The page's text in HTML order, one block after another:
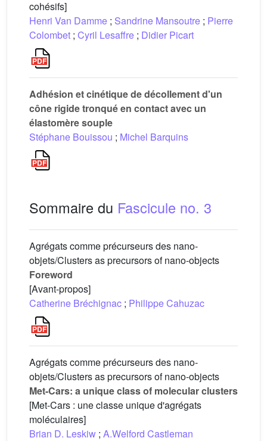
cohésifs]
Henri Van Damme ; Sandrine Mansoutre ; Pierre
Colombet ; Cyril Lesaffre ; Didier Picart
Adhésion et cinétique de décollement d'un
cône rigide tronqué en contact avec un
élastomère souple
Stéphane Bouissou ; Michel Barquins
Sommaire du Fascicule no. 3
Agrégats comme précurseurs des nano-
objets/Clusters as precursors of nano-objects
Foreword
[Avant-propos]
Catherine Bréchignac ; Philippe Cahuzac
Agrégats comme précurseurs des nano-
objets/Clusters as precursors of nano-objects
Met-Cars: a unique class of molecular clusters
[Met-Cars : une classe unique d'agrégats
moléculaires]
Brian D. Leskiw ; A.Welford Castleman